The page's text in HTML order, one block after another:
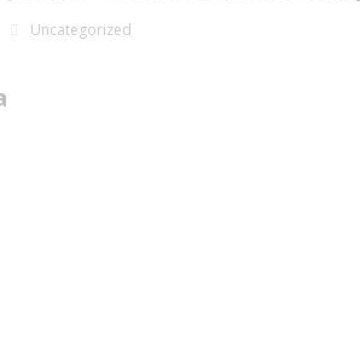
Uncategorized